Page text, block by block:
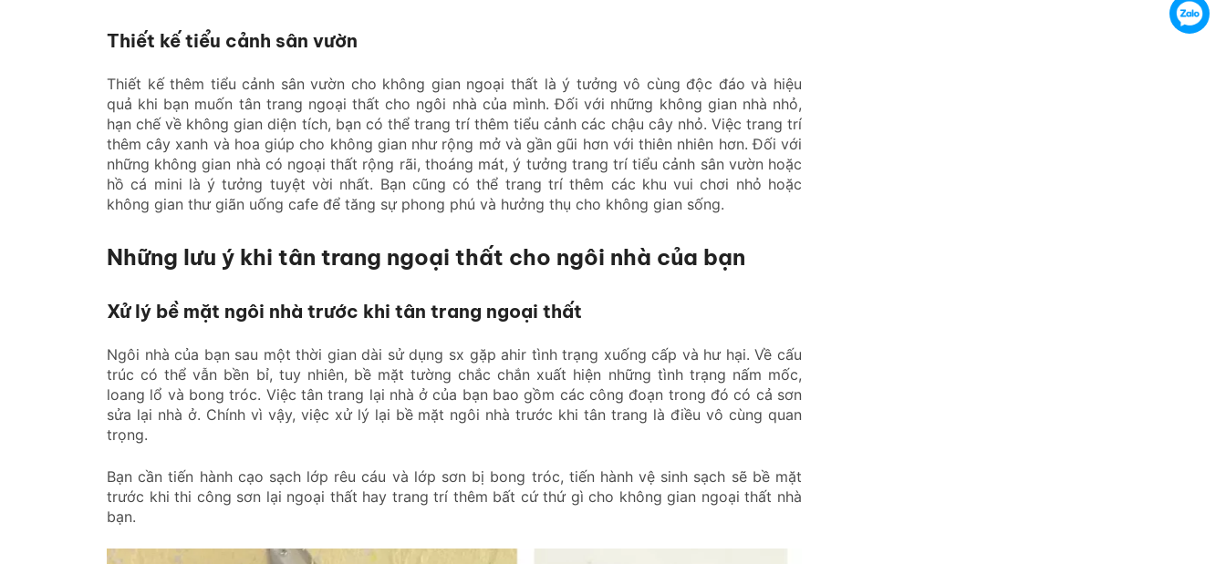
Thiết kế tiểu cảnh sân vườn
Thiết kế thêm tiểu cảnh sân vườn cho không gian ngoại thất là ý tưởng vô cùng độc đáo và hiệu
quả khi bạn muốn tân trang ngoại thất cho ngôi nhà của mình. Đối với những không gian nhà nhỏ,
hạn chế về không gian diện tích, bạn có thể trang trí thêm tiểu cảnh các chậu cây nhỏ. Việc trang trí
thêm cây xanh và hoa giúp cho không gian như rộng mở và gần gũi hơn với thiên nhiên hơn. Đối với
những không gian nhà có ngoại thất rộng rãi, thoáng mát, ý tưởng trang trí tiểu cảnh sân vườn hoặc
hồ cá mini là ý tưởng tuyệt vời nhất. Bạn cũng có thể trang trí thêm các khu vui chơi nhỏ hoặc
không gian thư giãn uống cafe để tăng sự phong phú và hưởng thụ cho không gian sống.
Những lưu ý khi tân trang ngoại thất cho ngôi nhà của bạn
Xử lý bề mặt ngôi nhà trước khi tân trang ngoại thất
Ngôi nhà của bạn sau một thời gian dài sử dụng sx gặp ahir tình trạng xuống cấp và hư hại. Về cấu
trúc có thể vẫn bền bỉ, tuy nhiên, bề mặt tường chắc chắn xuất hiện những tình trạng nấm mốc,
loang lổ và bong tróc. Việc tân trang lại nhà ở của bạn bao gồm các công đoạn trong đó có cả sơn
sửa lại nhà ở. Chính vì vậy, việc xử lý lại bề mặt ngôi nhà trước khi tân trang là điều vô cùng quan
trọng.
Bạn cần tiến hành cạo sạch lớp rêu cáu và lớp sơn bị bong tróc, tiến hành vệ sinh sạch sẽ bề mặt
trước khi thi công sơn lại ngoại thất hay trang trí thêm bất cứ thứ gì cho không gian ngoại thất nhà
bạn.